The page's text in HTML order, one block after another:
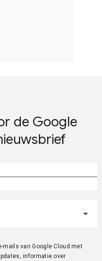
de Google
mails van Google Cloud met
informatie over